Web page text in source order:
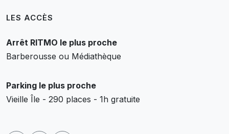
LES ACCÈS
Arrêt RITMO le plus proche
Barberousse ou Médiathèque
Parking le plus proche
Vieille Île - 290 places - 1h gratuite